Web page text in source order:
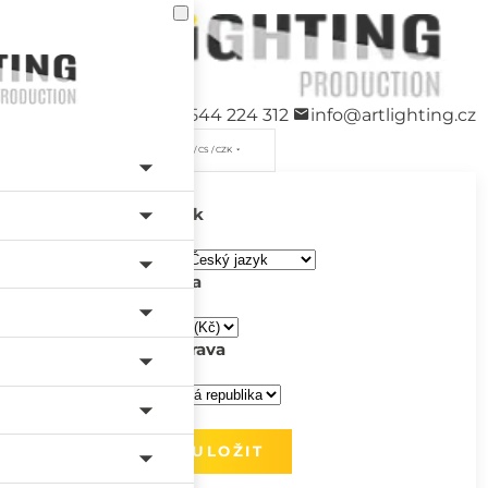
+420 544 224 312 info@artlighting.cz
/ CS / CZK
Jazyk
Měna
Doprava